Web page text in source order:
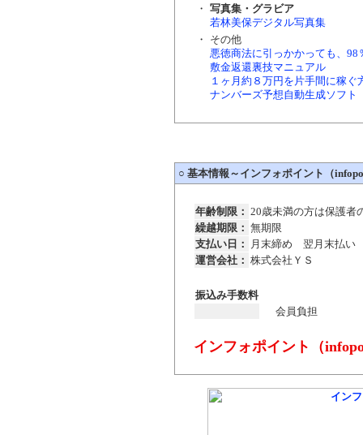
・ 写真集・グラビア
若林美保デジタル写真集
・
その他
悪徳商法に引っかかっても、98
敷金返還裏技マニュアル
１ヶ月約８万円を片手間に稼ぐ
ナンバーズ予想自動生成ソフト
○ 基本情報～インフォポイント（
年齢制限： 20歳未満の方は保護者
繰越期限： 無期限
支払い日：
月末締め 翌月末払い
運営会社： 株式会社ＹＳ
振込み手数料
会員負担
インフォポイント（